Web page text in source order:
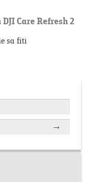
Care Refresh 2
sa fiti